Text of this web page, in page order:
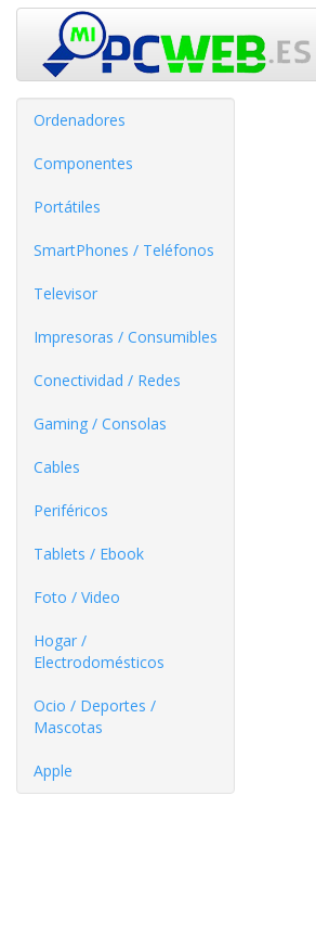
Ordenadores
Componentes
Portátiles
SmartPhones / Teléfonos
Televisor
Impresoras / Consumibles
Conectividad / Redes
Gaming / Consolas
Cables
Periféricos
Tablets / Ebook
Foto / Video
Hogar /
Electrodomésticos
Ocio / Deportes /
Mascotas
Apple